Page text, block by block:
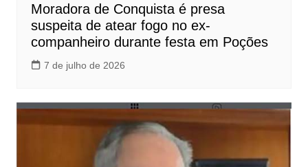
Moradora de Conquista é presa
suspeita de atear fogo no ex-
companheiro durante festa em Poções
7 de julho de 2026